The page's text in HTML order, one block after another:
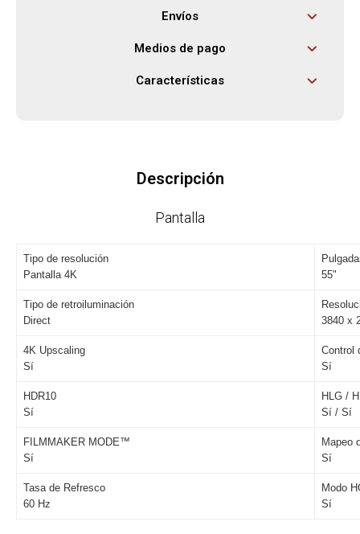
Envíos
Medios de pago
Características
Descripción
Pantalla
Tipo de resolución
Pantalla 4K
55"
Tipo de retroiluminación
Direct
3840 x
4K Upscaling
Sí
Control
Sí
HDR10
Sí
HLG /
Sí / Sí
FILMMAKER MODE™
Sí
Mapeo
Sí
Tasa de Refresco
60 Hz
Modo
Sí